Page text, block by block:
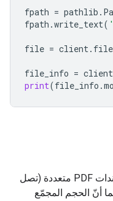
fpath = pathlib .
fpath .write_text(
file = client.
file_info = client
print(file_info .
يمكن لواجهة Gemini API معالجة مستندات PDF متعددة (تصل
أنّ الحجم المجمّع